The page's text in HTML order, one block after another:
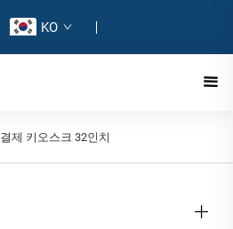
KO
결제 키오스크 32인치